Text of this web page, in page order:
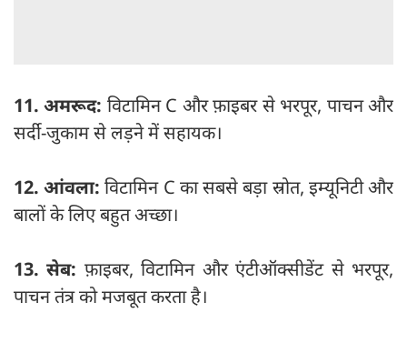
11. अमरूद: विटामिन C और फ़ाइबर से भरपूर, पाचन और
सर्दी-जुकाम से लड़ने में सहायक।
12. आंवला:विटामिन C का सबसे बड़ा स्रोत, इम्यूनिटी और
बालों के लिए बहुत अच्छा।
13. सेब: फ़ाइबर, विटामिन और एंटीऑक्सीडेंट से भरपूर,
पाचन तंत्र को मजबूत करता है।